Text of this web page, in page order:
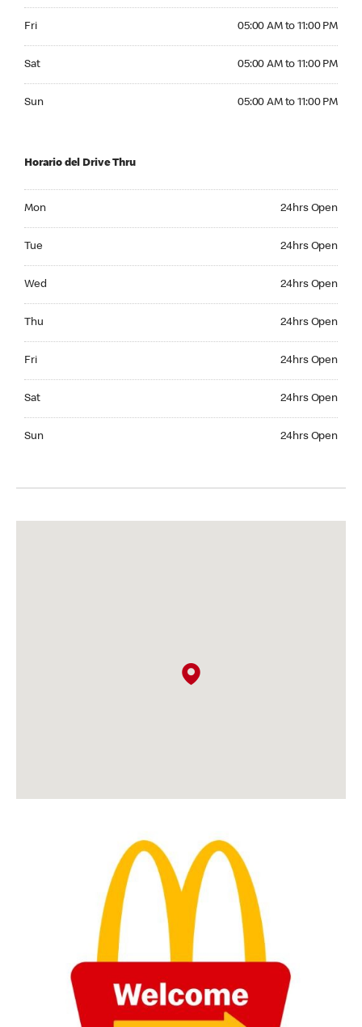
Fri 05:00 AM to 11:00 PM
Sat 05:00 AM to 11:00 PM
Sun 05:00 AM to 11:00 PM
Horario del Drive Thru
Mon 24hrs Open
Tue 24hrs Open
Wed 24hrs Open
Thu 24hrs Open
Fri 24hrs Open
Sat 24hrs Open
Sun 24hrs Open